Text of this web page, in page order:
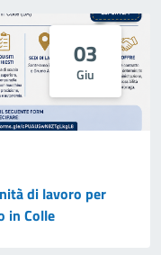
03
Giu
di lavoro per
in Colle